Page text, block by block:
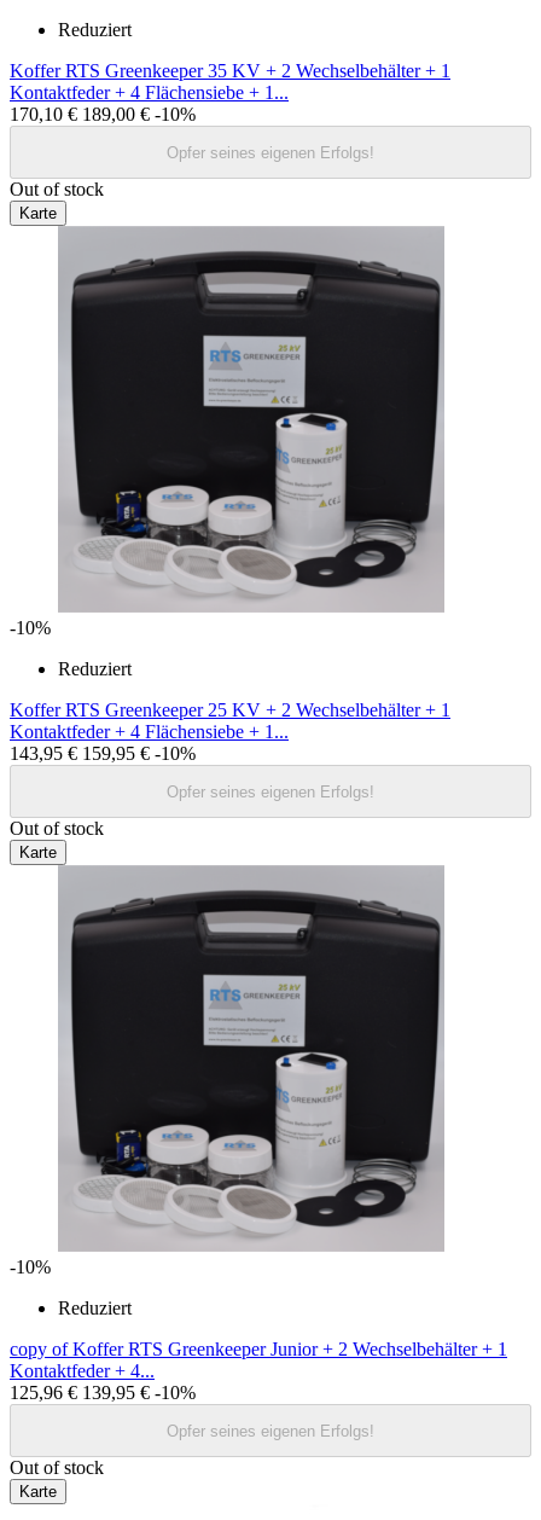
Reduziert
Koffer RTS Greenkeeper 35 KV + 2 Wechselbehälter + 1
Kontaktfeder + 4 Flächensiebe + 1...
170,10 € 189,00 € -10%
Opfer seines eigenen Erfolgs!
Out of stock
Karte
-10%
Reduziert
Koffer RTS Greenkeeper 25 KV + 2 Wechselbehälter + 1
Kontaktfeder + 4 Flächensiebe + 1...
143,95 € 159,95 € -10%
Opfer seines eigenen Erfolgs!
Out of stock
Karte
-10%
Reduziert
copy of Koffer RTS Greenkeeper Junior + 2 Wechselbehälter + 1
Kontaktfeder + 4...
125,96 € 139,95 € -10%
Opfer seines eigenen Erfolgs!
Out of stock
Karte